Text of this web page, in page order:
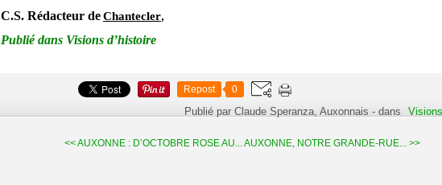
C.S. Rédacteur deChantecler,
Publié dans Visions d’histoire
Repost 0
Publié par Claude Speranza, Auxonnais -dans
<< AUXONNE : D’OCTOBRE ROSE AU...AUXONNE, NOTRE GRANDE-RUE... >>